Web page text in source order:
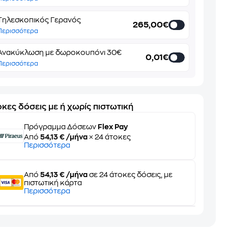
Γερανός
265,00€
με δωροκουπόνι 30€
0,01€
δόσεις με ή χωρίς πιστωτική
Πρόγραμμα Δόσεων Flex Pay
Από54,13 € /μήνα × 24 άτοκες
Περισσότερα
Από54,13 € /μήνα σε 24 άτοκες δόσεις, με
πιστωτική κάρτα
Περισσότερα